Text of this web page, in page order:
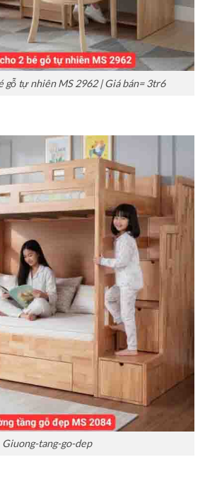
gỗ tự nhiên MS 2962 | Giá bán= 3tr6
Giuong-tang-go-dep